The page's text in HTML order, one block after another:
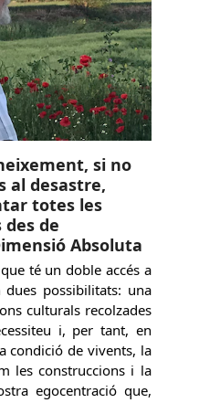
si no
al desastre,
totes les
de
Absoluta
té un doble accés a
possibilitats: una
culturals recolzades
i, per tant, en
condició de vivents, la
les construccions i la
egocentració que,